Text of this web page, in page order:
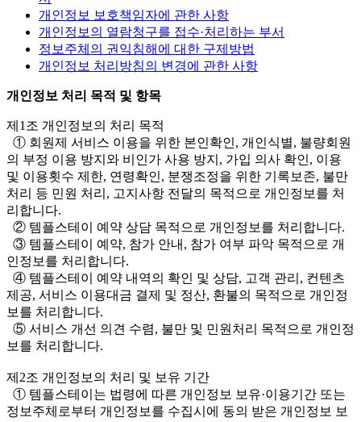
개인정보 보호책임자에 관한 사항
개인정보의 열람청구를 접수·처리하는 부서
정보주체의 권익침해에 대한 구제방법
개인정보 처리방침의 변경에 관한 사항
개인정보 처리 목적 및 항목
제1조 개인정보의 처리 목적
① 회원제 서비스 이용을 위한 본인확인, 개인식별, 불량회원
의 부정 이용 방지와 비인가 사용 방지, 가입 의사 확인, 이용
및 이용횟수 제한, 연령확인, 분쟁조정을 위한 기록보존, 불만
처리 등 민원 처리, 고지사항 전달의 목적으로 개인정보를 처
리합니다.
② 템플스테이 예약 상담 목적으로 개인정보를 처리합니다.
③ 템플스테이 예약, 참가 안내, 참가 여부 파악 목적으로 개
인정보를 처리합니다.
④ 템플스테이 예약 내역의 확인 및 상담, 고객 관리, 컨텐츠
제공, 서비스 이용대금 결제 및 정산, 환불의 목적으로 개인정
보를 처리합니다.
⑤ 서비스 개선 의견 수렴, 불만 및 민원처리 목적으로 개인정
보를 처리합니다.
제2조 개인정보의 처리 및 보유 기간
① 템플스테이는 법령에 따른 개인정보 보유·이용기간 또는
정보주체로부터 개인정보를 수집시에 동의 받은 개인정보 보